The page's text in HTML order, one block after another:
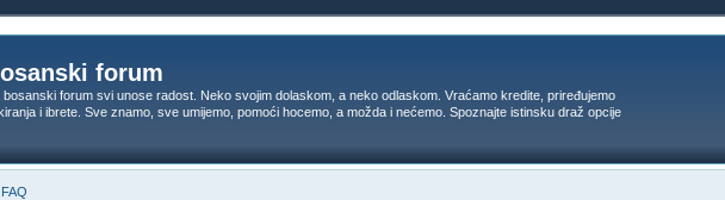
forum
bosanski forum svi unose radost. Neko svojim dolaskom, a neko odlaskom. Vraćamo kredite, priređujemo
i ibrete. Sve znamo, sve umijemo, pomoći hocemo, a možda i nećemo. Spoznajte istinsku draž opcije
FAQ